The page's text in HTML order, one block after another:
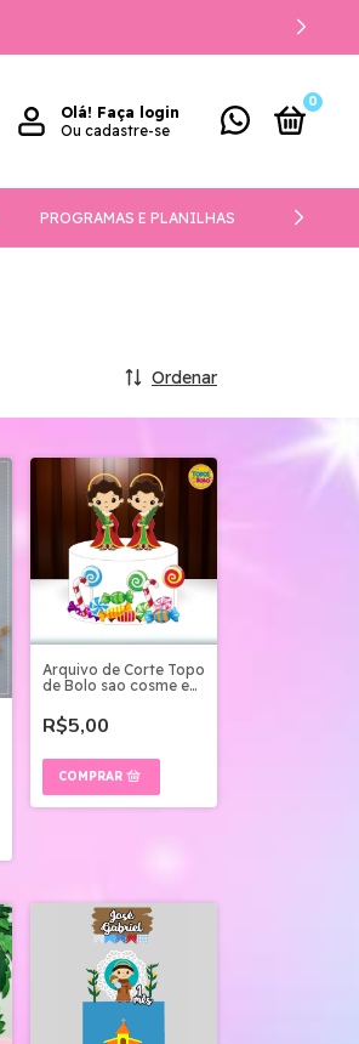
Olá! Faça login
Ou cadastre-se
0
PROGRAMAS E PLANILHAS
Ordenar
Arquivo de Corte Topo
de Bolo sao cosme e
R$5,00